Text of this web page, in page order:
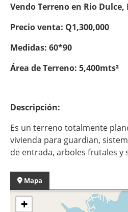
Vendo Terreno en Rio Dulce,
Precio venta: Q1,300,000
Medidas: 60*90
Área de Terreno: 5,400mts²
Descripción:
Es un terreno totalmente
vivienda para guardian,
de entrada, arboles frutales y
Mapa
+